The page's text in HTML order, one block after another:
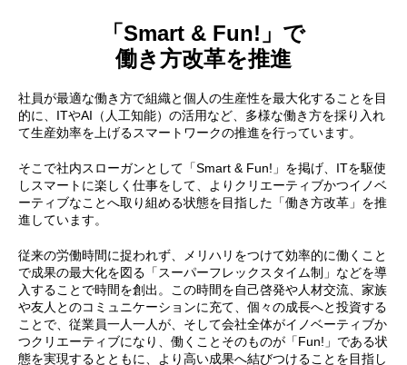
「Smart & Fun!」で
働き方改革を推進
社員が最適な働き方で組織と個人の生産性を最大化することを目
的に、ITやAI（人工知能）の活用など、多様な働き方を採り入れ
て生産効率を上げるスマートワークの推進を行っています。
そこで社内スローガンとして「Smart & Fun!」を掲げ、ITを駆使
しスマートに楽しく仕事をして、よりクリエーティブかつイノベ
ーティブなことへ取り組める状態を目指した「働き方改革」を推
進しています。
従来の労働時間に捉われず、メリハリをつけて効率的に働くこと
で成果の最大化を図る「スーパーフレックスタイム制」などを導
入することで時間を創出。この時間を自己啓発や人材交流、家族
や友人とのコミュニケーションに充て、個々の成長へと投資する
ことで、従業員一人一人が、そして会社全体がイノベーティブか
つクリエーティブになり、働くことそのものが「Fun!」である状
態を実現するとともに、より高い成果へ結びつけることを目指し